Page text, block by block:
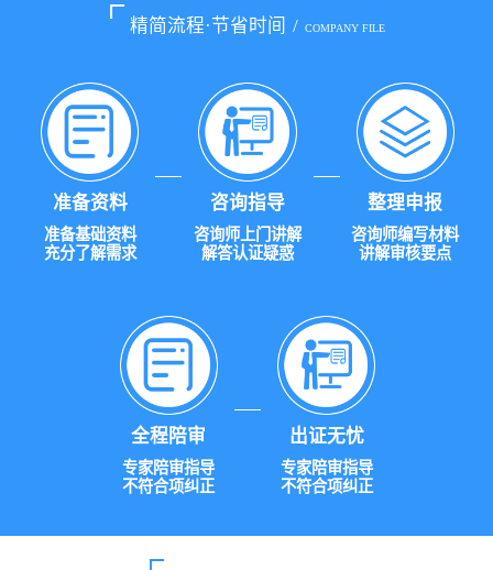
精简流程·节省时间 / COMPANY FILE
准备资料
准备基础资料
充分了解需求
咨询指导
咨询师上门讲解
解答认证疑惑
整理申报
咨询师编写材料
讲解审核要点
全程陪审
专家陪审指导
不符合项纠正
出证无忧
专家陪审指导
不符合项纠正